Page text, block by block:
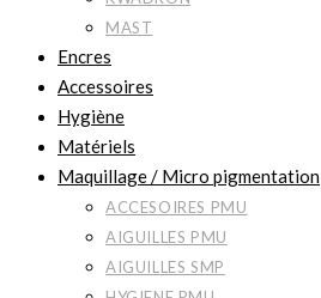
MAST
Encres
Accessoires
Hygiène
Matériels
Maquillage / Micro pigmentation
ACCESOIRES PMU
AIGUILLES PMU
AIGUILLES SMP